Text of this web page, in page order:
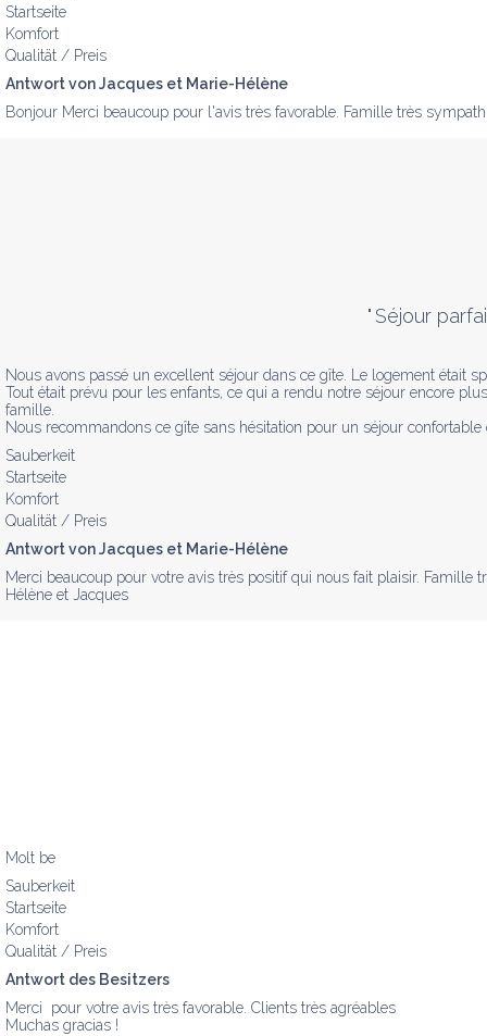
Startseite
Komfort
Qualität / Preis
Antwort von Jacques et Marie-Hélène
Bonjour Merci beaucoup pour l'avis très favorable. Famille très
" Séjour
Nous avons passé un excellent séjour dans ce gîte. Le logement était
Tout était prévu pour les enfants, ce qui a rendu notre séjour encore
famille.
Nous recommandons ce gîte sans hésitation pour un séjour
Sauberkeit
Startseite
Komfort
Qualität / Preis
Antwort von Jacques et Marie-Hélène
Merci beaucoup pour votre avis très positif qui nous fait plaisir. Famille
Hélène et Jacques
Molt be
Sauberkeit
Startseite
Komfort
Qualität / Preis
Antwort des Besitzers
Merci  pour votre avis très favorable. Clients très agréables
Muchas gracias !